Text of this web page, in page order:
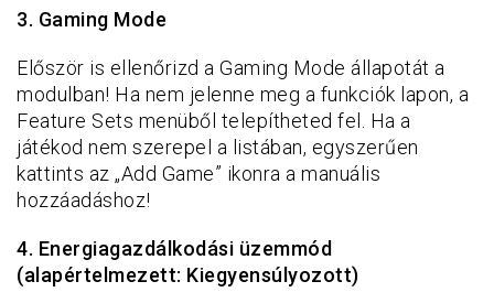
3. Gaming Mode
Először is ellenőrizd a Gaming Mode állapotát a
modulban! Ha nem jelenne meg a funkciók lapon, a
Feature Sets menüből telepítheted fel. Ha a
játékod nem szerepel a listában, egyszerűen
kattints az „Add Game” ikonra a manuális
hozzáadáshoz!
4. Energiagazdálkodási üzemmód
(alapértelmezett: Kiegyensúlyozott)